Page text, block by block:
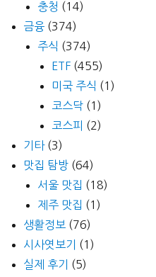
충청 (14)
금융 (374)
주식 (374)
ETF (455)
미국 주식 (1)
코스닥 (1)
코스피 (2)
기타(3)
맛집 탐방 (64)
서울 맛집 (18)
제주 맛집 (1)
생활정보 (76)
시사엿보기
(1)
실제 후기
(5)